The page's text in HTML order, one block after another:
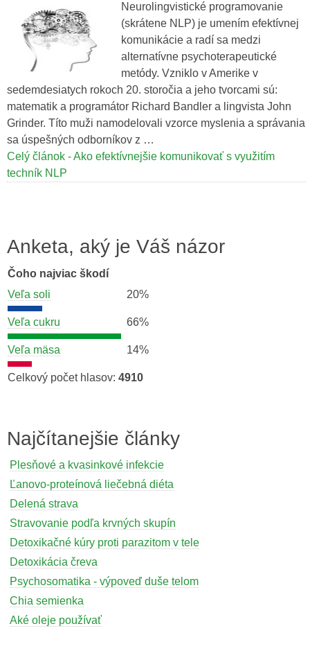
Neurolingvistické programovanie
(skrátene NLP) je umením efektívnej
komunikácie a radí sa medzi
alternatívne psychoterapeutické
metódy. Vzniklo v Amerike v
sedemdesiatych rokoch 20. storočia a jeho tvorcami sú:
matematik a programátor Richard Bandler a lingvista John
Grinder. Títo muži namodelovali vzorce myslenia a správania
sa úspešných odborníkov z …
Celý článok - Ako efektívnejšie komunikovať s využitím
techník NLP
Anketa, aký je Váš názor
Čoho najviac škodí
Celkový počet hlasov: 4910
Veľa soli 20%
Veľa cukru 66%
Veľa mäsa 14%
Najčítanejšie články
Plesňové a kvasinkové infekcie
Ľanovo-proteínová liečebná diéta
Delená strava
Stravovanie podľa krvných skupín
Detoxikačné kúry proti parazitom v tele
Detoxikácia čreva
Psychosomatika - výpoveď duše telom
Chia semienka
Aké oleje používať